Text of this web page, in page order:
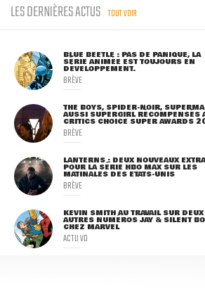
LES DERNIÈRES ACTUS TOUT VOIR
BLUE BEETLE : PAS DE PANIQUE, LA
SÉRIE ANIMÉE EST TOUJOURS EN
DÉVELOPPEMENT.
BRÈVE
THE BOYS, SPIDER-NOIR,
AUSSI SUPERGIRL RÉCOMPENSÉS
CRITICS CHOICE SUPER AWARDS
BRÈVE
LANTERNS : DEUX NOUVEAUX
POUR LA SÉRIE HBO MAX SUR LES
MATINALES DES ETATS-UNIS
BRÈVE
KEVIN SMITH AU TRAVAIL SUR DEUX
AUTRES NUMÉROS JAY & SILENT
CHEZ MARVEL
ACTU VO